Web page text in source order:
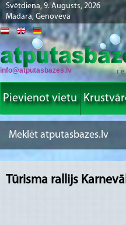
Svētdiena, 9. Augusts, 2026
Madara, Genoveva
info@atputasbazes.lv
Pievienot vietu
Tūrisma rallijs